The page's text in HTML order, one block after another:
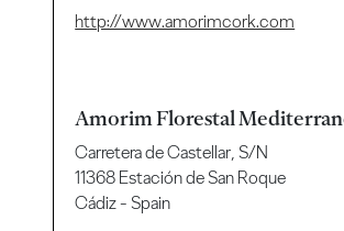
http://www.amorimcork.com
Amorim Florestal
Carretera de Castellar, S/N
11368 Estación de San Roque
Cádiz - Spain